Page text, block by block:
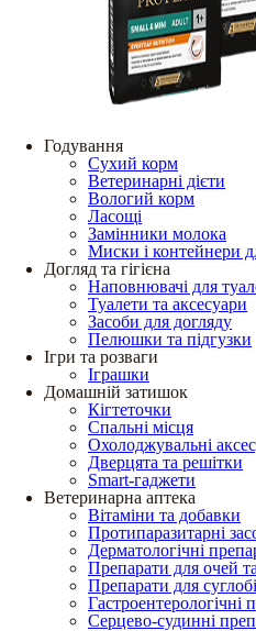
Годування
Сухий корм
Ветеринарні дієти
Вологий корм
Ласощі
Замінники молока
Миски і контейнери
Догляд та гігієна
Наповнювачі для
Туалети та аксесуари
Засоби для догляду
Пелюшки та підгузки
Ігри та розваги
Іграшки
Домашній затишок
Кігтеточки
Спальні місця
Охолоджувальні
Дверцята та решітки
Smart-гаджети
Ветеринарна аптека
Вітаміни та добавки
Протипаразитарні
Дерматологічні
Препарати для очей
Препарати для
Гастроентерологічні
Серцево-судинні